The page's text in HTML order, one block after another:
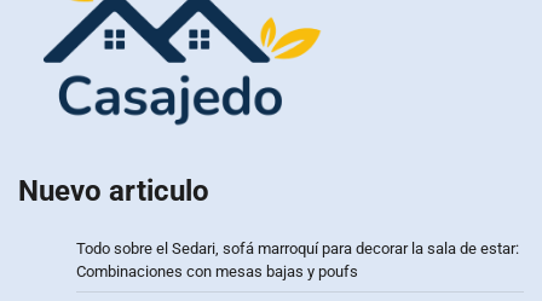
Nuevo articulo
Todo sobre el Sedari, sofá marroquí para decorar la sala de estar:
Combinaciones con mesas bajas y poufs